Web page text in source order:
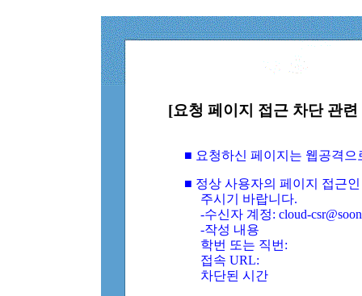
[요청 페이지 접근 차단 관
■ 요청하신 페이지는 웹공격
■ 정상 사용자의 페이지 접근
주시기 바랍니다.
-수신자 계정: cloud-
-작성 내용
학번 또는 직번:
접속 URL:
차단된 시간